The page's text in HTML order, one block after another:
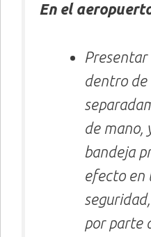
En el
dentro de
de mano,
bandeja
efecto en
por parte